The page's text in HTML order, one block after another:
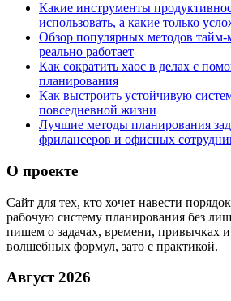
Какие инструменты
использовать, а какие только
Обзор популярных методов тайм-
реально работает
Как сократить хаос в делах с
планирования
Как выстроить устойчивую
повседневной жизни
Лучшие методы планирования
фрилансеров и офисных
О проекте
Сайт для тех, кто хочет навести
рабочую систему планирования без
пишем о задачах, времени, привычках
волшебных формул, зато с практикой.
Август 2026